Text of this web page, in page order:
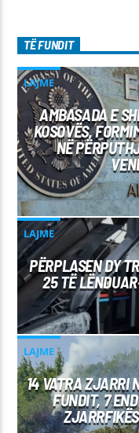
TË FUNDIT
LAJME
AMBASADA E
KOSOVËS,
NË
LAJME
PËRPLASEN DY
25 TË
LAJME
14 VATRA ZJARRI
FUNDIT, 7